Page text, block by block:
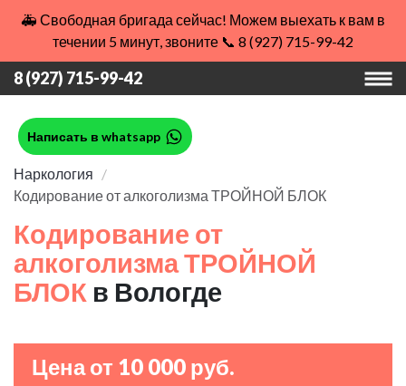
🚑 Свободная бригада сейчас! Можем выехать к вам в
течении 5 минут, звоните 📞 8 (927) 715-99-42
8 (927) 715-99-42
Написать в whatsapp
Наркология
Кодирование от алкоголизма ТРОЙНОЙ БЛОК
Кодирование от
алкоголизма ТРОЙНОЙ
БЛОК в Вологде
Цена от 10 000 руб.